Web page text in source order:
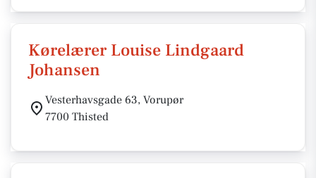
Kørelærer Louise Lindgaard
Johansen
Vesterhavsgade 63, Vorupør
7700 Thisted